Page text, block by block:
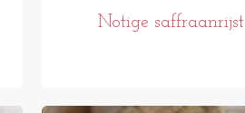
Notige saffraanrijst